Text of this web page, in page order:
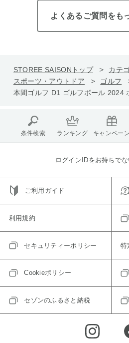
よくあるご質問をも
STOREE SAISONトップ
カテ
スポーツ・アウトドア
ゴルフ
本間ゴルフ D1 ゴルフボール 2024
条件検索 ランキング キャンペーン
ログインIDをお持ちで
ご利用ガイド
利用規約
セキュリティーポリシー 特
Cookieポリシー
セゾンのふるさと納税